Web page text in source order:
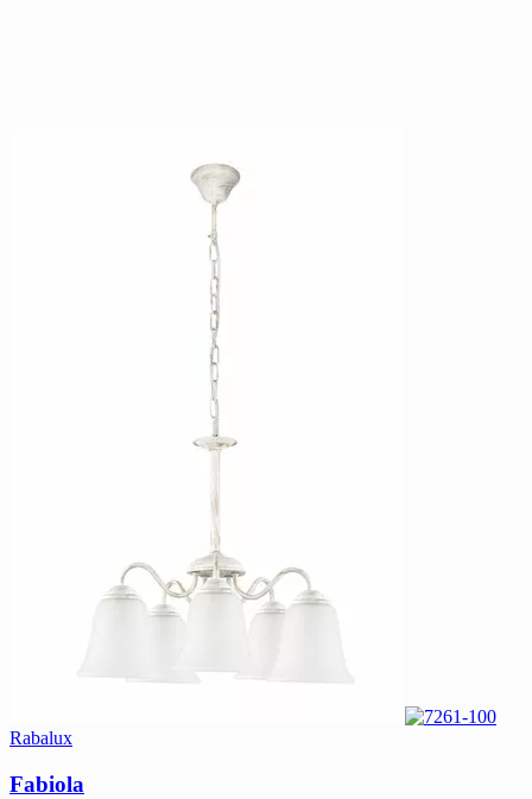
Rabalux
Fabiola